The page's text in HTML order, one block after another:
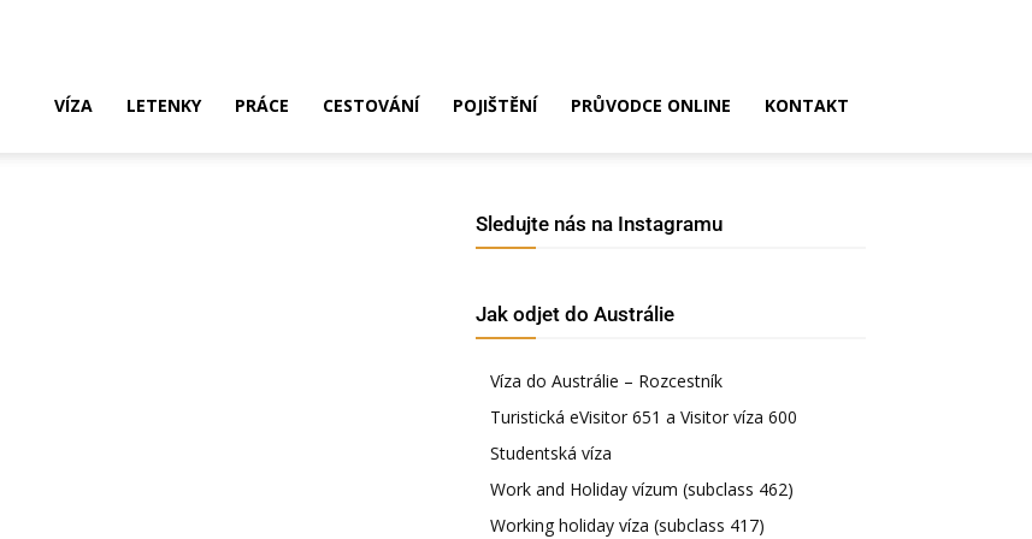
VÍZA LETENKY PRÁCE CESTOVÁNÍ POJIŠTĚNÍ PRŮVODCE ONLINE KONTAKT
Sledujte nás na Instagramu
Jak odjet do Austrálie
Víza do Austrálie – Rozcestník
Turistická eVisitor 651 a Visitor víza 600
Studentská víza
Work and Holiday vízum (subclass 462)
Working holiday víza (subclass 417)